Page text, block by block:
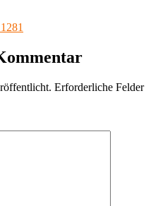
Erforderliche Felder